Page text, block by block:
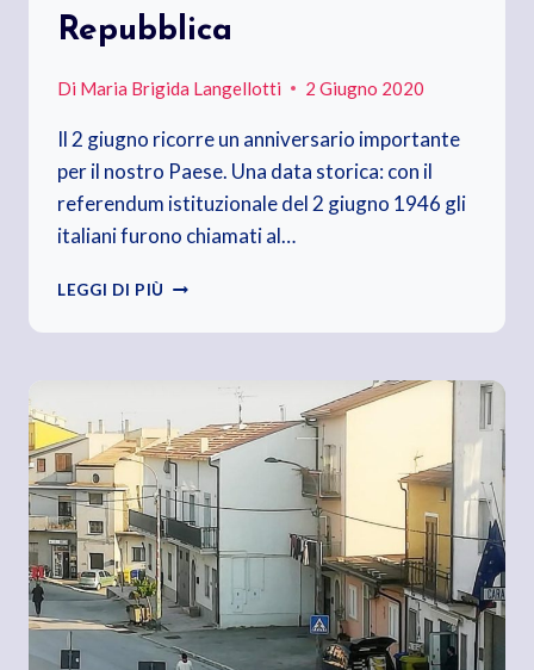
Repubblica
Di Maria Brigida Langellotti 2 Giugno 2020
Il 2 giugno ricorre un anniversario importante
per il nostro Paese. Una data storica: con il
referendum istituzionale del 2 giugno 1946 gli
italiani furono chiamati al…
LEGGI DI PIÙ BUONA
DELLA